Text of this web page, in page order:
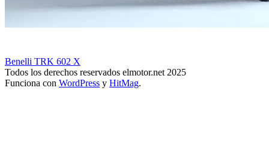
Benelli TRK 602 X
Todos los derechos reservados elmotor.net 2025
Funciona con WordPress y HitMag.